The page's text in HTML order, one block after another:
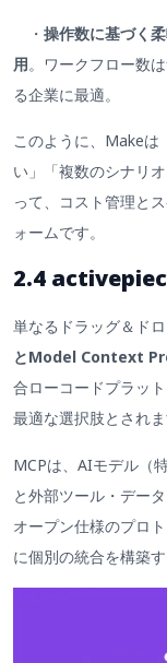
・ 操作数に基づく
用。ワークフロー数
る企業に最適。
このように、Makeは
い」「複数のシナリ
って、コスト管理と
ォームです。
2.4
単なるドラッグ＆ド
とModel Context
合ローコードプラッ
最適な選択肢とされま
MCPは、AIモデル（
と外部ツール・デー
オープン仕様のプロ
に個別の統合を構築